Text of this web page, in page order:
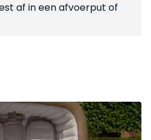
af in een afvoerput of